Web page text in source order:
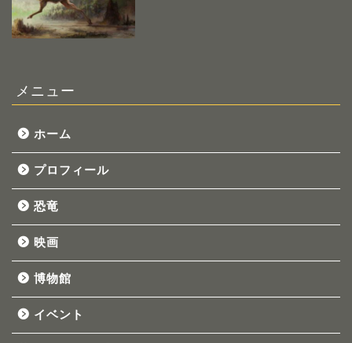
メニュー
ホーム
プロフィール
恐竜
映画
博物館
イベント